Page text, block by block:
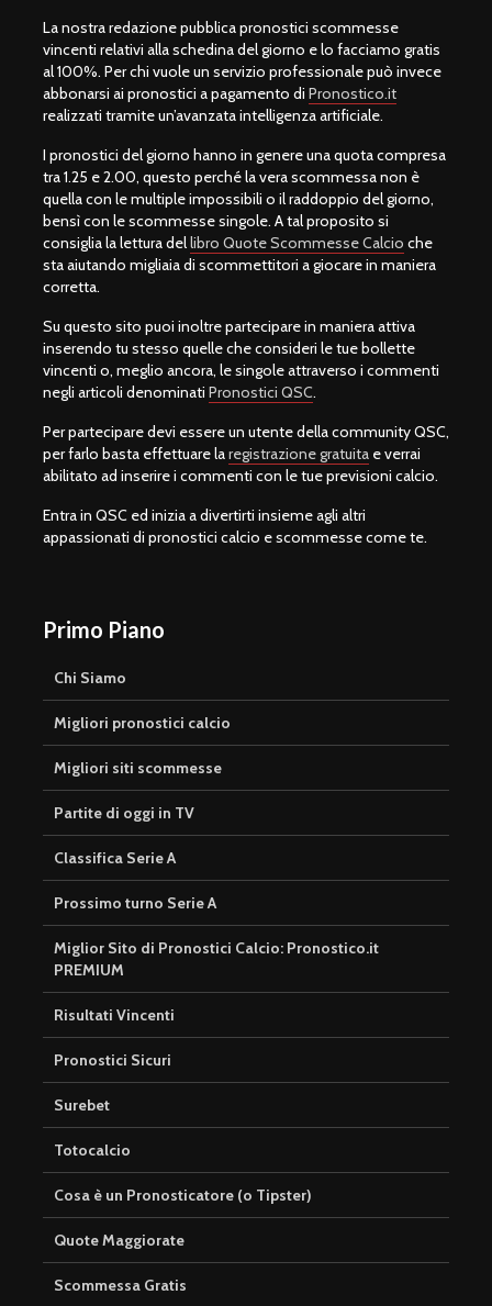
La nostra redazione pubblica pronostici scommesse
vincenti relativi alla schedina del giorno e lo facciamo gratis
al 100%. Per chi vuole un servizio professionale può invece
abbonarsi ai pronostici a pagamento di Pronostico.it
realizzati tramite un’avanzata intelligenza artificiale.
I pronostici del giorno hanno in genere una quota compresa
tra 1.25 e 2.00, questo perché la vera scommessa non è
quella con le multiple impossibili o il raddoppio del giorno,
bensì con le scommesse singole. A tal proposito si
consiglia la lettura dellibro Quote Scommesse Calcio che
sta aiutando migliaia di scommettitori a giocare in maniera
corretta.
Su questo sito puoi inoltre partecipare in maniera attiva
inserendo tu stesso quelle che consideri le tue bollette
vincenti o, meglio ancora, le singole attraverso i commenti
negli articoli denominati Pronostici QSC.
Per partecipare devi essere un utente della community QSC,
per farlo basta effettuare laregistrazione gratuita e verrai
abilitato ad inserire i commenti con le tue previsioni calcio.
Entra in QSC ed inizia a divertirti insieme agli altri
appassionati di pronostici calcio e scommesse come te.
Primo Piano
Chi Siamo
Migliori pronostici calcio
Migliori siti scommesse
Partite di oggi in TV
Classifica Serie A
Prossimo turno Serie A
Miglior Sito di Pronostici Calcio: Pronostico.it
PREMIUM
Risultati Vincenti
Pronostici Sicuri
Surebet
Totocalcio
Cosa è un Pronosticatore (o Tipster)
Quote Maggiorate
Scommessa Gratis